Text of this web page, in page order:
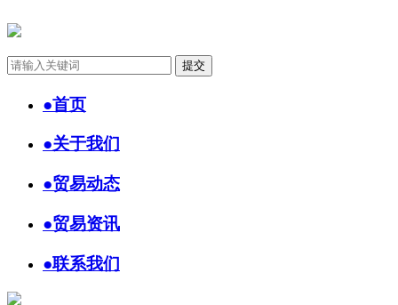
●首页
●关于我们
●贸易动态
●贸易资讯
●联系我们